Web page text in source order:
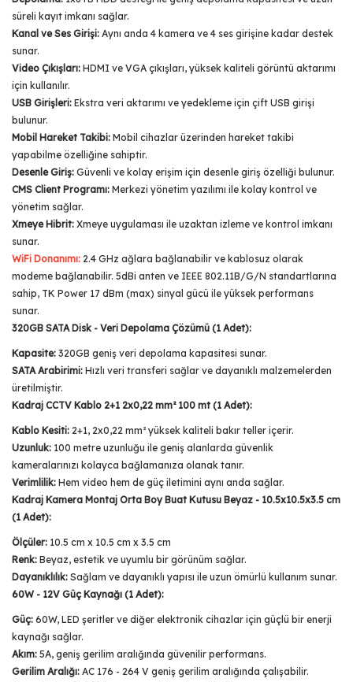
süreli kayıt imkanı sağlar.
Kanal ve Ses Girişi: Aynı anda 4 kamera ve 4 ses girişine kadar destek
sunar.
Video Çıkışları: HDMI ve VGA çıkışları, yüksek kaliteli görüntü aktarımı
için kullanılır.
USB Girişleri: Ekstra veri aktarımı ve yedekleme için çift USB girişi
bulunur.
Mobil Hareket Takibi: Mobil cihazlar üzerinden hareket takibi
yapabilme özelliğine sahiptir.
Desenle Giriş: Güvenli ve kolay erişim için desenle giriş özelliği bulunur.
CMS Client Programı: Merkezi yönetim yazılımı ile kolay kontrol ve
yönetim sağlar.
Xmeye Hibrit: Xmeye uygulaması ile uzaktan izleme ve kontrol imkanı
sunar.
WiFi Donanımı: 2.4 GHz ağlara bağlanabilir ve kablosuz olarak
modeme bağlanabilir. 5dBi anten ve IEEE 802.11B/G/N standartlarına
sahip, TK Power 17 dBm (max) sinyal gücü ile yüksek performans
sunar.
320GB SATA Disk - Veri Depolama Çözümü (1 Adet):
Kapasite: 320GB geniş veri depolama kapasitesi sunar.
SATA Arabirimi: Hızlı veri transferi sağlar ve dayanıklı malzemelerden
üretilmiştir.
Kadraj CCTV Kablo 2+1 2x0,22 mm² 100 mt (1 Adet):
Kablo Kesiti: 2+1, 2x0,22 mm² yüksek kaliteli bakır teller içerir.
Uzunluk: 100 metre uzunluğu ile geniş alanlarda güvenlik
kameralarınızı kolayca bağlamanıza olanak tanır.
Verimlilik: Hem video hem de güç iletimini aynı anda sağlar.
Kadraj Kamera Montaj Orta Boy Buat Kutusu Beyaz - 10.5x10.5x3.5 cm
(1 Adet):
Ölçüler: 10.5 cm x 10.5 cm x 3.5 cm
Renk: Beyaz, estetik ve uyumlu bir görünüm sağlar.
Dayanıklılık: Sağlam ve dayanıklı yapısı ile uzun ömürlü kullanım sunar.
60W - 12V Güç Kaynağı (1 Adet):
Güç: 60W, LED şeritler ve diğer elektronik cihazlar için güçlü bir enerji
kaynağı sağlar.
Akım: 5A, geniş gerilim aralığında güvenilir performans.
Gerilim Aralığı: AC 176 - 264 V geniş gerilim aralığında çalışabilir.